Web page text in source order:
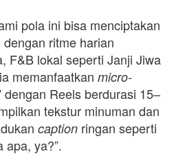
pola ini bisa menciptakan
ritme harian
F&B lokal seperti Janji Jiwa
memanfaatkan micro-
dengan Reels berdurasi 15–
caption ringan seperti
apa, ya?”.